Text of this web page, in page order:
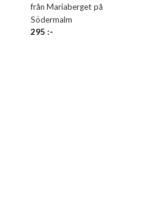
från Mariaberget på
Södermalm
295:-